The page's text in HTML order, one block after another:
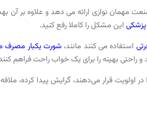
مهمان نوازی ارائه می دهد و علاوه بر
این مشکل را کاملا رفع کنید.
استفاده می کنند مانند، شورت یکبار مصرف
راحتی بهینه را برای یک خواب راحت فراهم
اولویت قرار می‌دهند، گرایش پیدا کرده،